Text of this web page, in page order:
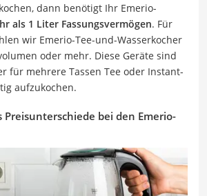
dann benötigt Ihr Emerio-
als 1 Liter Fassungsvermögen. Für
wir Emerio-Tee-und-Wasserkocher
oder mehr. Diese Geräte sind
für mehrere Tassen Tee oder Instant-
aufzukochen.
Preisunterschiede bei den Emerio-